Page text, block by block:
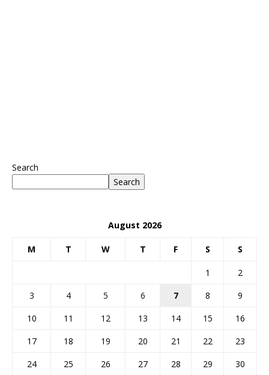
Search
Search
August 2026
M T W T F S S
1
2
3
4 5 6 7 8
9
10
11 12 13 14 15
16
17
18 19 20 21 22
23
24
25 26 27 28 29
30